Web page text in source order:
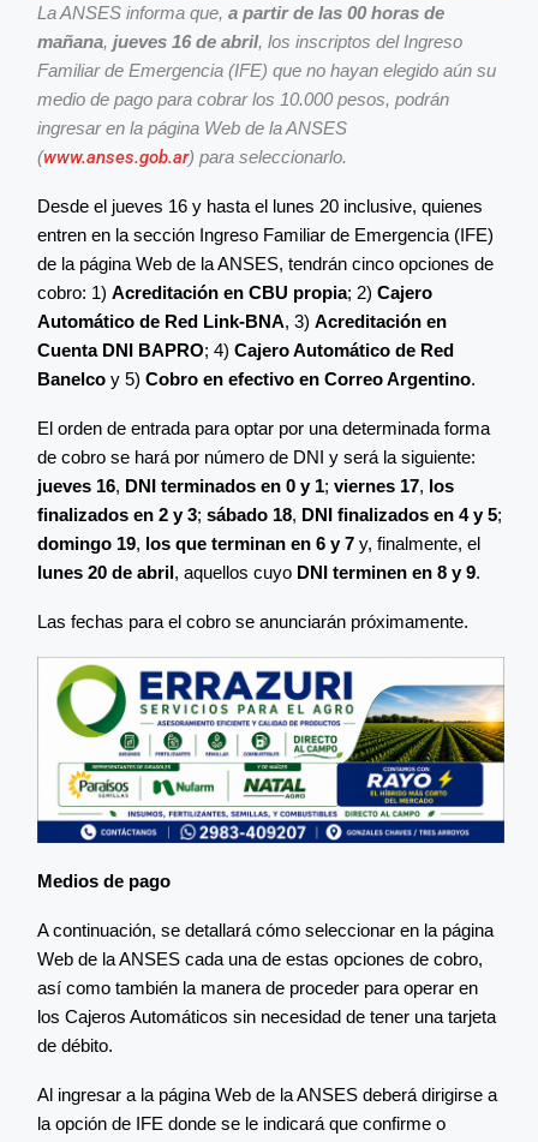
La ANSES informa que, a partir de las 00 horas de
mañana, jueves 16 de abril, los inscriptos del Ingreso
Familiar de Emergencia (IFE) que no hayan elegido aún su
medio de pago para cobrar los 10.000 pesos, podrán
ingresar en la página Web de la ANSES
(www.anses.gob.ar) para seleccionarlo.
Desde el jueves 16 y hasta el lunes 20 inclusive, quienes
entren en la sección Ingreso Familiar de Emergencia (IFE)
de la página Web de la ANSES, tendrán cinco opciones de
cobro: 1) Acreditación en CBU propia; 2) Cajero
Automático de Red Link-BNA, 3) Acreditación en
Cuenta DNI BAPRO; 4) Cajero Automático de Red
Banelco y 5) Cobro en efectivo en Correo Argentino.
El orden de entrada para optar por una determinada forma
de cobro se hará por número de DNI y será la siguiente:
jueves 16, DNI terminados en 0 y 1; viernes 17, los
finalizados en 2 y 3; sábado 18, DNI finalizados en 4 y 5;
domingo 19, los que terminan en 6 y 7 y, finalmente, el
lunes 20 de abril, aquellos cuyo DNI terminen en 8 y 9.
Las fechas para el cobro se anunciarán próximamente.
Medios de pago
A continuación, se detallará cómo seleccionar en la página
Web de la ANSES cada una de estas opciones de cobro,
así como también la manera de proceder para operar en
los Cajeros Automáticos sin necesidad de tener una tarjeta
de débito.
Al ingresar a la página Web de la ANSES deberá dirigirse a
la opción de IFE donde se le indicará que confirme o